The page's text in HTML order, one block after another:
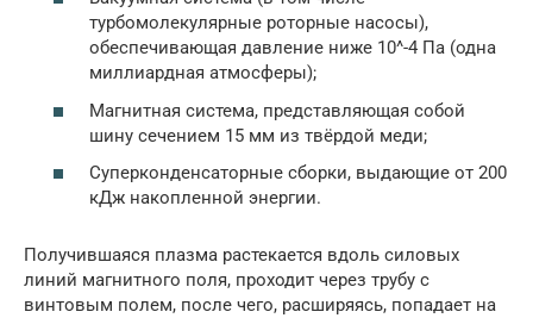
турбомолекулярные роторные насосы),
обеспечивающая давление ниже 10^-4 Па (одна
миллиардная атмосферы);
Магнитная система, представляющая собой
шину сечением 15 мм из твёрдой меди;
Суперконденсаторные сборки, выдающие от 200
кДж накопленной энергии.
Получившаяся плазма растекается вдоль силовых
линий магнитного поля, проходит через трубу с
винтовым полем, после чего, расширяясь, попадает на